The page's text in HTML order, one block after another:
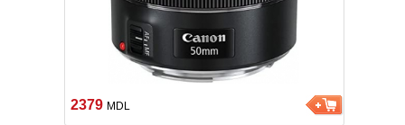
2379 MDL